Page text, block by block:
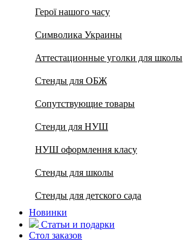
Герої нашого часу
Символика Украины
Аттестационные уголки для школы
Стенды для ОБЖ
Сопутствующие товары
Стенди для НУШ
НУШ оформлення класу
Стенды для школы
Стенды для детского сада
Новинки
Статьи и подарки
Стол заказов